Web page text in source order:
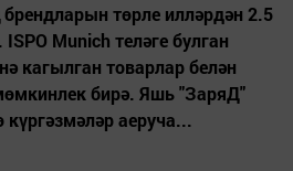
брендларын төрле илләрдән 2.5
Munich теләге булган
кагылган товарлар белән
бирә. Яшь "ЗаряД"
аеруча...